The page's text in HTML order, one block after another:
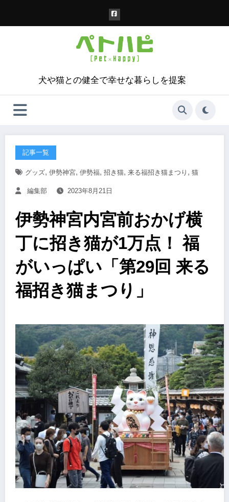
犬や猫との健全で幸せな暮らしを提案
記事一覧
グッズ, 伊勢神宮, 伊勢福, 招き猫, 来る福招き猫まつり , 猫
編集部 2023年8月21日
伊勢神宮内宮前おかげ横
丁に招き猫が1万点！ 福
がいっぱい「第29回 来る
福招き猫まつり」